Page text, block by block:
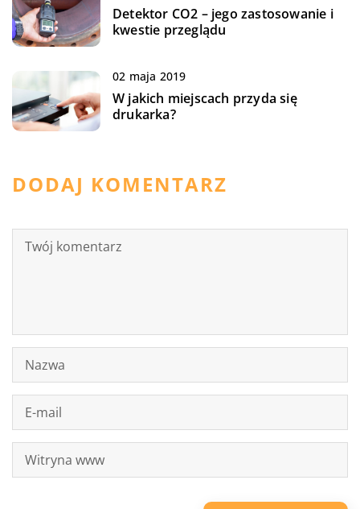
Detektor CO2 – jego zastosowanie i
kwestie przeglądu
02 maja 2019
W jakich miejscach przyda się
drukarka?
DODAJ KOMENTARZ